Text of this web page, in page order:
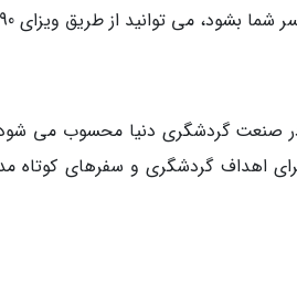
می توانید از طریق ویزای 190 هم اقدام کنید.
در صنعت گردشگری دنیا محسوب می
اهداف گردشگری و سفرهای